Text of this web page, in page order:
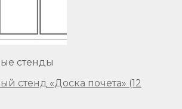
стенды
стенд «Доска почета» (12